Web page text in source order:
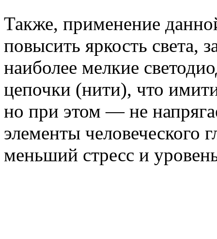
Также, применение
повысить яркость света,
наиболее мелкие
цепочки (нити), что
но при этом — не
элементы человеческого
меньший стресс и